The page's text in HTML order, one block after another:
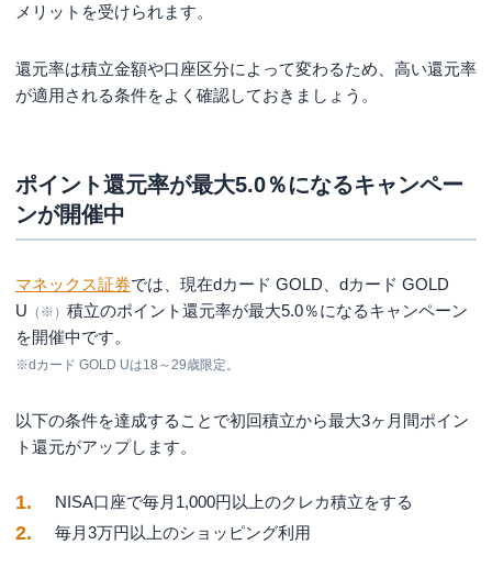
メリットを受けられます。
還元率は積立金額や口座区分によって変わるため、高い還元率
が適用される条件をよく確認しておきましょう。
ポイント還元率が最大5.0％になるキャンペー
ンが開催中
マネックス証券では、現在dカード GOLD、dカード GOLD
U （※） 積立のポイント還元率が最大5.0％になるキャンペーン
を開催中です。
※dカード GOLD Uは18～29歳限定。
以下の条件を達成することで初回積立から最大3ヶ月間ポイン
ト還元がアップします。
NISA口座で毎月1,000円以上のクレカ積立をする
毎月3万円以上のショッピング利用